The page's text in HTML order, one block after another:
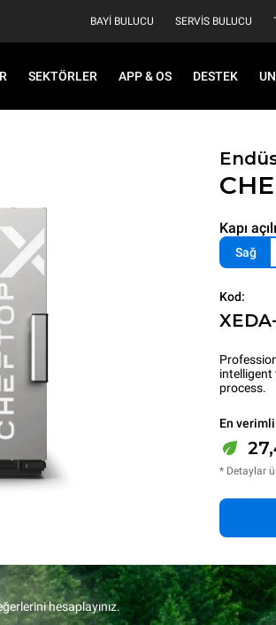
BAYI BULUCU SERVIS BULUCU
SEKTÖRLER APP & OS DESTEK
Kapı
Sağ
Kod:
intelligent
process.
En verimli
* Detaylar
hesaplayınız.